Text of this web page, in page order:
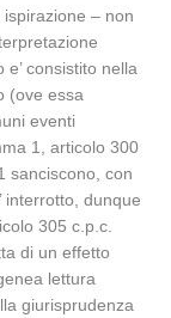
– non
consistito nella
(ove essa
eventi
1, articolo 300
sanciscono, con
interrotto, dunque
305 c.p.c.
di un effetto
lettura
giurisprudenza